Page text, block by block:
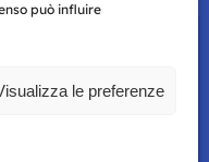
può influire
le preferenze